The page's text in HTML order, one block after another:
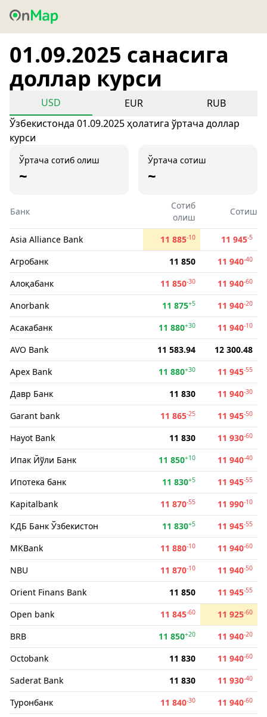
01.09.2025 санасига
доллар курси
USD EUR
RUB
Ўзбекистонда 01.09.2025 ҳолатига ўртача доллар
курси
Ўртача сотиб олиш
~
Ўртача сотиш
~
Банк
Сотиб
олиш
Сотиш
Asia Alliance Bank 11 885-10 11 945-5
Агробанк 11 850 11 940-40
Алоқабанк 11 850-30 11 940-60
Anorbank 11 875+5 11 940-20
Асакабанк 11 880+30 11 940-10
AVO Bank 11 583.94
12 300.48
Apex Bank
11 880+30 11 945-55
Давр Банк 11 830 11 940-30
Garant bank 11 865-25 11 945-50
Hayot Bank 11 830 11 930-60
Ипак Йўли Банк 11 850+10 11 940-40
Ипотека банк 11 830+5 11 945-55
Kapitalbank 11 870-55 11 990-10
КДБ Банк Ўзбекистон 11 830+5 11 945-55
MKBank 11 880-10 11 940-60
NBU 11 870-10 11 940-50
Orient Finans Bank 11 850 11 945-55
Open bank 11 845-60 11 925-60
BRB 11 850+20 11 940-20
Octobank 11 830 11 940-60
Saderat Bank 11 830 11 930-40
Туронбанк 11 840-30 11 940-60